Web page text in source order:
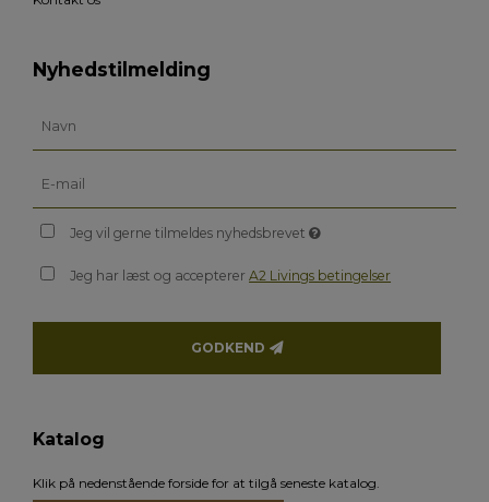
Nyhedstilmelding
Jeg vil gerne tilmeldes nyhedsbrevet
Jeg har læst og acceptererA2 Livings betingelser
GODKEND
Katalog
Klik på nedenstående forside for at tilgå seneste katalog.